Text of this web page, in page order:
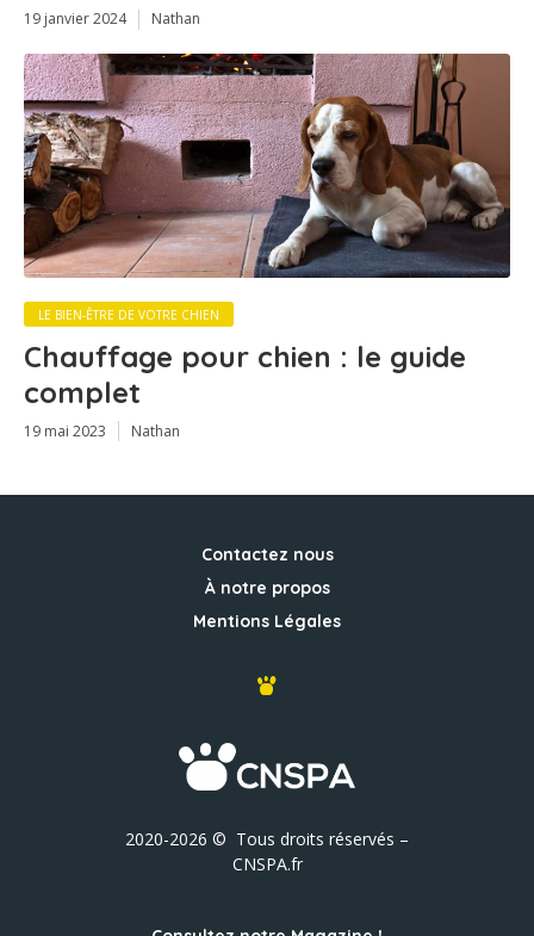
19 janvier 2024 Nathan
LE BIEN-ÊTRE DE VOTRE CHIEN
Chauffage pour chien : le guide
complet
19 mai 2023 Nathan
Contactez nous
À notre propos
Mentions Légales
2020-2026 © Tous droits réservés –
CNSPA.fr